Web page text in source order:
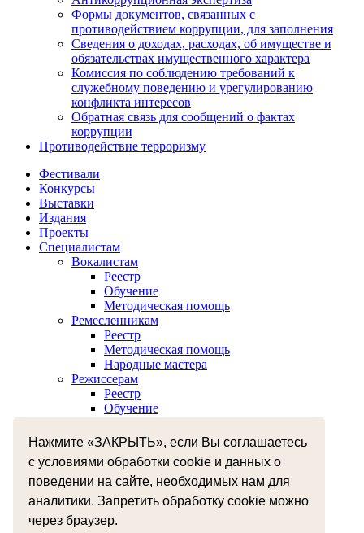
Нажмите «ЗАКРЫТЬ», если Вы соглашаетесь
с условиями обработки cookie и данных о
поведении на сайте, необходимых нам для
аналитики. Запретить обработку cookie можно
через браузер.
Формы документов, связанных с
противодействием коррупции, для заполнения
Сведения о доходах, расходах, об имуществе и
обязательствах имущественного характера
Комиссия по соблюдению требований к
служебному поведению и урегулированию
конфликта интересов
Обратная связь для сообщений о фактах
коррупции
Противодействие терроризму
Фестивали
Конкурсы
Выставки
Издания
Проекты
Специалистам
Вокалистам
Реестр
Обучение
Методическая помощь
Ремесленникам
Реестр
Методическая помощь
Народные мастера
Режиссерам
Реестр
Обучение
Реестр
Музыкантам
Реестр
Межнациональное сотрудничество
Независимая оценка качества оказания услуг
Бесплатная юридическая помощь